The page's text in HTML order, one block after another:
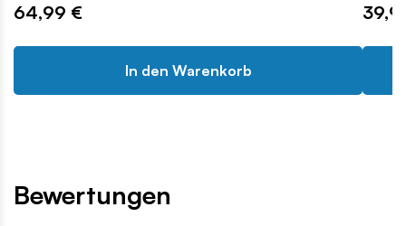
64,99 €
In den Warenkorb
Bewertungen